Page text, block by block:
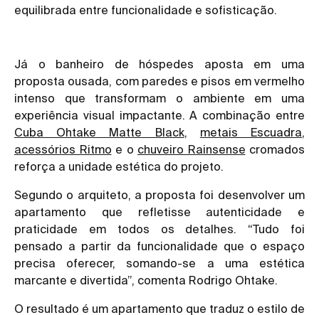
equilibrada entre funcionalidade e sofisticação.
Já o banheiro de hóspedes aposta em uma
proposta ousada, com paredes e pisos em vermelho
intenso que transformam o ambiente em uma
experiência visual impactante. A combinação entre
Cuba Ohtake Matte Black, metais Escuadra
acessórios Ritmo e o chuveiro Rainsense cromados
reforça a unidade estética do projeto.
Segundo o arquiteto, a proposta foi desenvolver um
apartamento que refletisse autenticidade e
praticidade em todos os detalhes. “Tudo foi
pensado a partir da funcionalidade que o espaço
precisa oferecer, somando-se a uma estética
marcante e divertida”, comenta Rodrigo Ohtake.
O resultado é um apartamento que traduz o estilo de